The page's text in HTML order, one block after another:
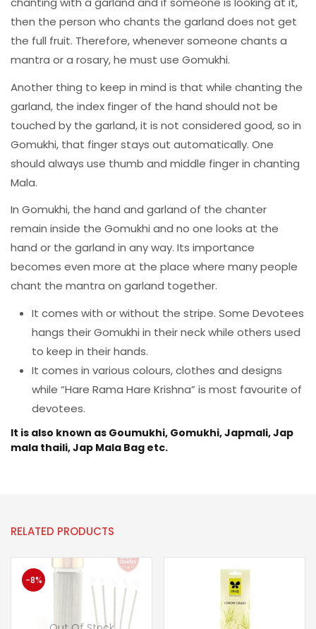
then the person who chants the garland does not get
the full fruit. Therefore, whenever someone chants a
mantra or a rosary, he must use Gomukhi.
Another thing to keep in mind is that while chanting the
garland, the index finger of the hand should not be
touched by the garland, it is not considered good, so in
Gomukhi, that finger stays out automatically. One
should always use thumb and middle finger in chanting
Mala.
In Gomukhi, the hand and garland of the chanter
remain inside the Gomukhi and no one looks at the
hand or the garland in any way. Its importance
becomes even more at the place where many people
chant the mantra on garland together.
It comes with or without the stripe. Some Devotees
hangs their Gomukhi in their neck while others used
to keep in their hands.
It comes in various colours, clothes and designs
while “Hare Rama Hare Krishna” is most favourite of
devotees.
It is also known as Goumukhi, Gomukhi, Japmali, Jap
mala thaili, Jap Mala Bag etc.
RELATED PRODUCTS
-8%